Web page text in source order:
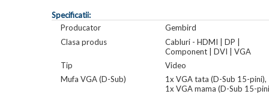
Specificatii:
Producator
Gembird
Clasa produs
Cabluri - HDMI | DP |
Component | DVI | VGA
Tip
Video
Mufa VGA (D-Sub)
1x VGA tata (D-Sub 15-pini),
1x VGA mama (D-Sub 15-